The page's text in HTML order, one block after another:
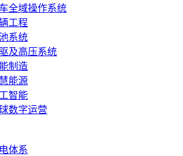
全域操作系统
工程
系统
及高压系统
制造
能源
智能
数字运营
体系